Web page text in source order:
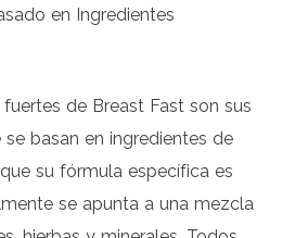
en Ingredientes
de Breast Fast son sus
basan en ingredientes de
su fórmula específica es
se apunta a una mezcla